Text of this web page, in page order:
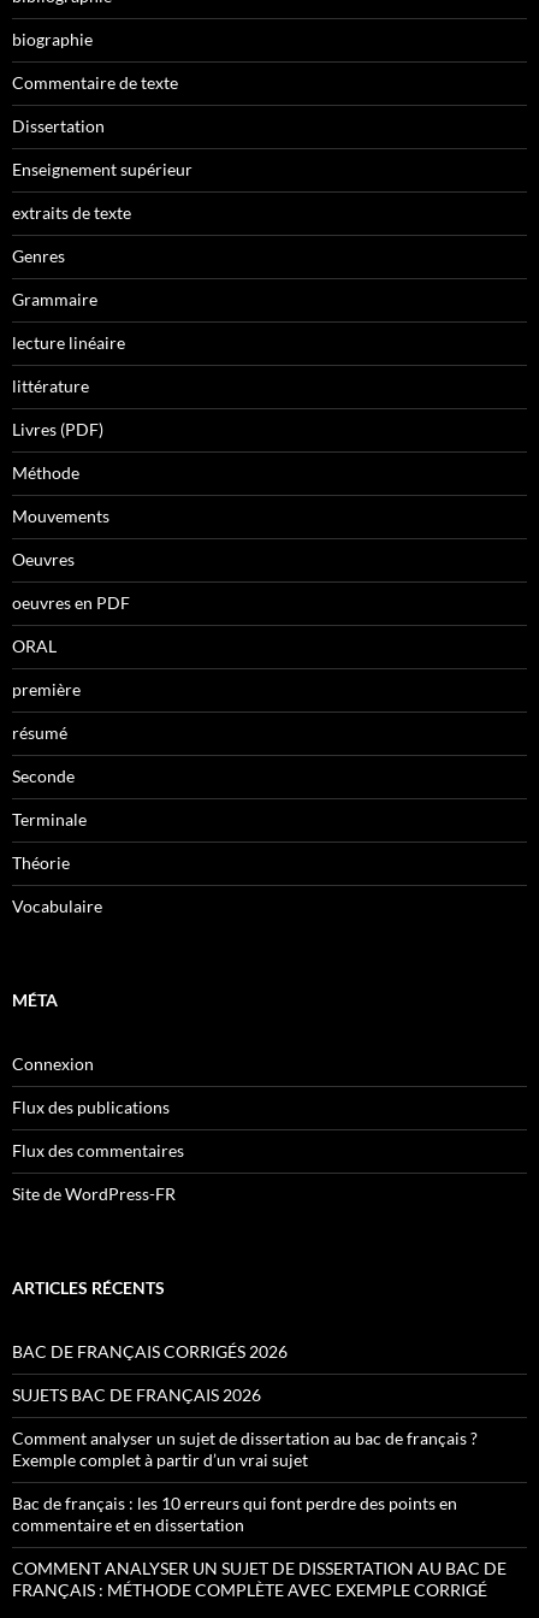
biographie
Commentaire de texte
Dissertation
Enseignement supérieur
extraits de texte
Genres
Grammaire
lecture linéaire
littérature
Livres (PDF)
Méthode
Mouvements
Oeuvres
oeuvres en PDF
ORAL
première
résumé
Seconde
Terminale
Théorie
Vocabulaire
MÉTA
Connexion
Flux des publications
Flux des commentaires
Site de WordPress-FR
ARTICLES RÉCENTS
BAC DE FRANÇAIS CORRIGÉS 2026
SUJETS BAC DE FRANÇAIS 2026
Comment analyser un sujet de dissertation au bac de français ?
Exemple complet à partir d’un vrai sujet
Bac de français : les 10 erreurs qui font perdre des points en
commentaire et en dissertation
COMMENT ANALYSER UN SUJET DE DISSERTATION AU BAC DE
FRANÇAIS : MÉTHODE COMPLÈTE AVEC EXEMPLE CORRIGÉ